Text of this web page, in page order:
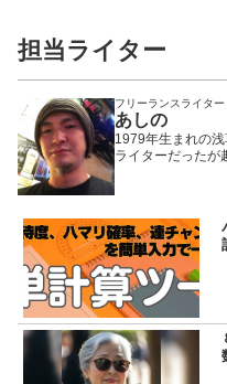
担当ライター
フリーランスライター
あしの
1979年生まれの
ライターだったが
トーにしているた